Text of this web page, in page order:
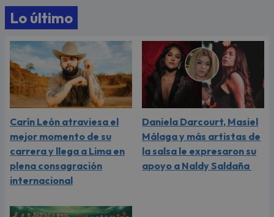
Lo último
Carín León atraviesa el
mejor momento de su
carrera y llega a Lima en
plena consagración
internacional
Daniela Darcourt, Masiel
Málaga y más artistas de
la salsa le expresaron su
apoyo a Naldy Saldaña